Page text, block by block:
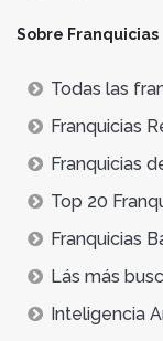
Sobre Franquicias
Todas las
Franquicias
Franquicias
Top 20
Franquicias
Lás más
Inteligencia